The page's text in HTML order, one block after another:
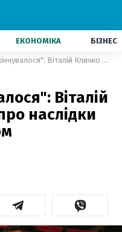
ЕКОНОМІКА БІЗНЕС
"Погано закінчувалося": Віталій Кличко розповів про наслідки спарингів з братом Володимиром
Віталій
наслідки